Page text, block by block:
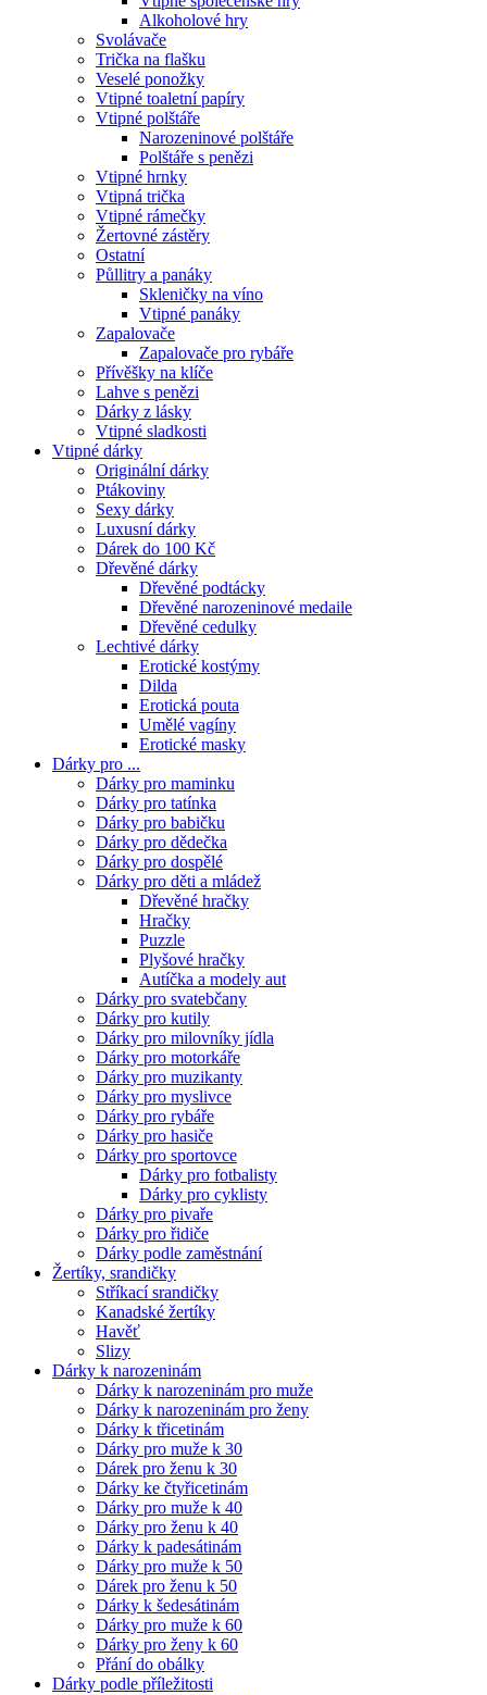
Alkoholové hry
Svolávače
Trička na flašku
Veselé ponožky
Vtipné toaletní papíry
Vtipné polštáře
Narozeninové polštáře
Polštáře s penězi
Vtipné hrnky
Vtipná trička
Vtipné rámečky
Žertovné zástěry
Ostatní
Půllitry a panáky
Skleničky na víno
Vtipné panáky
Zapalovače
Zapalovače pro rybáře
Přívěšky na klíče
Lahve s penězi
Dárky z lásky
Vtipné sladkosti
Vtipné dárky
Originální dárky
Ptákoviny
Sexy dárky
Luxusní dárky
Dárek do 100 Kč
Dřevěné dárky
Dřevěné podtácky
Dřevěné narozeninové medaile
Dřevěné cedulky
Lechtivé dárky
Erotické kostýmy
Dilda
Erotická pouta
Umělé vagíny
Erotické masky
Dárky pro ...
Dárky pro maminku
Dárky pro tatínka
Dárky pro babičku
Dárky pro dědečka
Dárky pro dospělé
Dárky pro děti a mládež
Dřevěné hračky
Hračky
Puzzle
Plyšové hračky
Autíčka a modely aut
Dárky pro svatebčany
Dárky pro kutily
Dárky pro milovníky jídla
Dárky pro motorkáře
Dárky pro muzikanty
Dárky pro myslivce
Dárky pro rybáře
Dárky pro hasiče
Dárky pro sportovce
Dárky pro fotbalisty
Dárky pro cyklisty
Dárky pro pivaře
Dárky pro řidiče
Dárky podle zaměstnání
Žertíky, srandičky
Stříkací srandičky
Kanadské žertíky
Havěť
Slizy
Dárky k narozeninám
Dárky k narozeninám pro muže
Dárky k narozeninám pro ženy
Dárky k třicetinám
Dárky pro muže k 30
Dárek pro ženu k 30
Dárky ke čtyřicetinám
Dárky pro muže k 40
Dárky pro ženu k 40
Dárky k padesátinám
Dárky pro muže k 50
Dárek pro ženu k 50
Dárky k šedesátinám
Dárky pro muže k 60
Dárky pro ženy k 60
Přání do obálky
Dárky podle příležitosti